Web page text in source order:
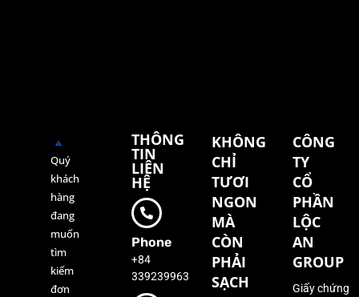
Quý
khách
hàng
đang
muốn
tìm
kiếm
đơn
THÔNG
TIN
LIÊN
HỆ
Phone
+84
339239963
KHÔNG
CHỈ
TƯƠI
NGON
MÀ
CÒN
PHẢI
SẠCH
CÔNG
TY
CỔ
PHẦN
LỘC
AN
GROUP
Giấy chứng